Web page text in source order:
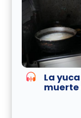
La
muerte